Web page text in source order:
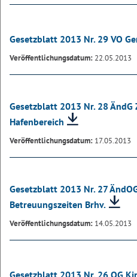
Gesetzblatt 2013 Nr. 29 VO
Veröffentlichungsdatum: 22.05.2013
Gesetzblatt 2013 Nr. 28
Hafenbereich
Veröffentlichungsdatum: 17.05.2013
Gesetzblatt 2013 Nr. 27
Betreuungszeiten Brhv.
Veröffentlichungsdatum: 14.05.2013
Gesetzblatt 2013 Nr. 26 OG